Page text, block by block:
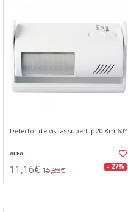
Detector de visitas superf.ip20 8m.60º
ALFA
11,16€ 15,23€ - 27%